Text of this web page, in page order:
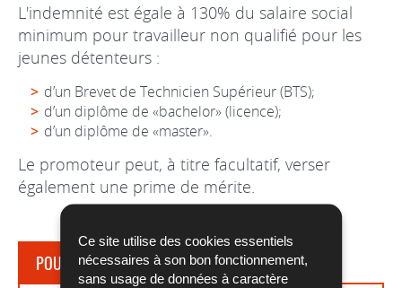
Ce site utilise des cookies essentiels
nécessaires à son bon fonctionnement,
sans usage de données à caractère
L'indemnité est égale à 130% du salaire social
minimum pour travailleur non qualifié pour les
jeunes détenteurs :
d’un Brevet de Technicien Supérieur (BTS);
d’un diplôme de «bachelor» (licence);
d’un diplôme de «master».
Le promoteur peut, à titre facultatif, verser
également une prime de mérite.
POUR EN SAVOIR PLUS